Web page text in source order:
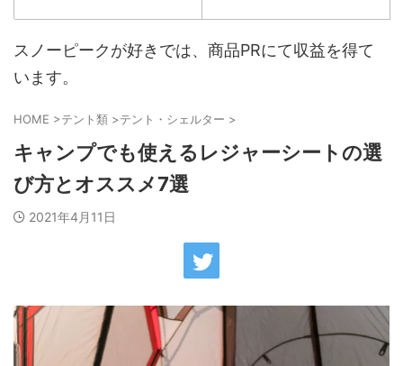
スノーピークが好きでは、商品PRにて収益を得て
います。
HOME >テント類 >テント・シェルター >
キャンプでも使えるレジャーシートの選
び方とオススメ7選
2021年4月11日